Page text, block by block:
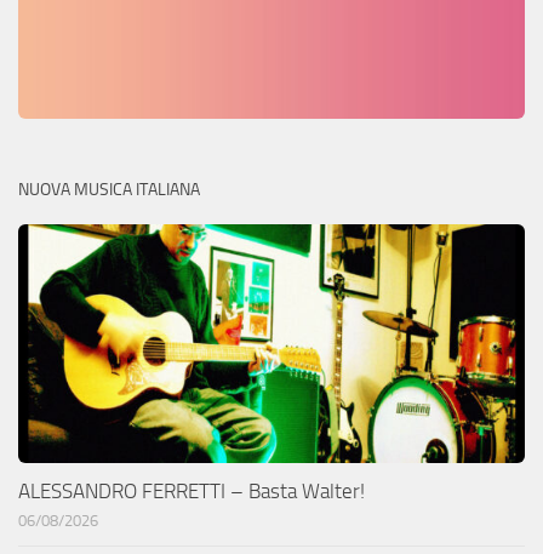
NUOVA MUSICA ITALIANA
ALESSANDRO FERRETTI – Basta Walter!
06/08/2026